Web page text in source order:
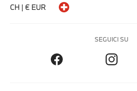
CH | € EUR
SEGUICI SU